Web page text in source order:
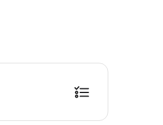
니다. -입장권은 고객 서비스 데스크에서